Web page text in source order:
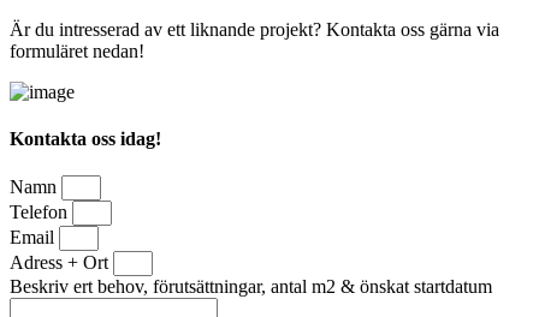
Är du intresserad av ett liknande projekt? Kontakta oss gärna via
formuläret nedan!
Kontakta oss idag!
Namn
Telefon
Email
Adress + Ort
Beskriv ert behov, förutsättningar, antal m2 & önskat startdatum